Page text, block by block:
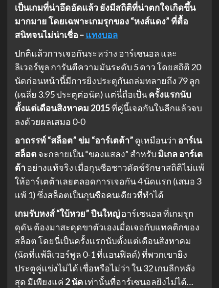
เป็นเกมที่น่าอึดอัดแล้ว ยังมีสถิติที่น่าตกใจเกิดขึ้น
มากมาย โดยเฉพาะเกมรุกของ “หงส์แดง” ที่ตื้อ
สนิทจนไม่น่าเชื่อ – แทงบอล
ปกติแล้วการเจอกันระหว่าง อาร์เซนอล และ
ลิเวอร์พูล การันตีความมันระดับ 5 ดาว โดยสถิติ 20
นัดก่อนหน้านี้มีการยิงประตูกันถล่มทลายถึง 79 ลูก
(เฉลี่ย 3.95 ประตูต่อนัด) แต่นี่ถือเป็นครั้งแรกนับ
ตั้งแต่เดือนสิงหาคม 2015ที่คู่นี้เจอกันในลีกแล้วจบ
ลงด้วยผลเสมอ 0-0
อาถรรพ์ “สล็อต” ข่ม “อาร์เตต้า” ดูเหมือนว่า อาร์เน
สล็อตจะกลายเป็น “ของแสลง” สำหรับมิเกล อาร์เต
ต้าอย่างแท้จริง เมื่อกุนซือชาวดัตช์รักษาสถิติไม่แพ้
ให้อาร์เตต้าเลยตลอดการเจอกัน 4 นัดแรก (เสมอ 3
แพ้ 1) ซึ่งสล็อตเป็นกุนซือคนเดียวที่ทำได้
เกมรับหงส์ “ใบ้หวย” ปืนใหญ่อาร์เซนอล ที่เกมรุก
ดุดัน ต้องมาสะดุดขาตัวเองเมื่อเจอกับแทคติกของ
สล็อต โดยนี่เป็นครั้งแรกนับตั้งแต่เดือนสิงหาคม
(นัดที่แพ้ลิเวอร์พูล 0-1 ที่แอนฟิลด์) ที่พวกเขายิง
ประตูคู่แข่งไม่ได้ เชื่อหรือไม่ว่า ใน 32 เกมลีกหลัง
สุด มีเพียงแค่ 2 นัด เท่านั้นที่อาร์เซนอลยิงไม่ได้…